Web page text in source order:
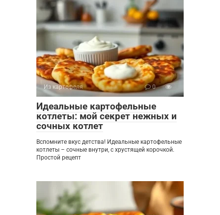
Из картофеля 0
Идеальные картофельные
котлеты: мой секрет нежных и
сочных котлет
Вспомните вкус детства! Идеальные картофельные
котлеты – сочные внутри, с хрустящей корочкой.
Простой рецепт